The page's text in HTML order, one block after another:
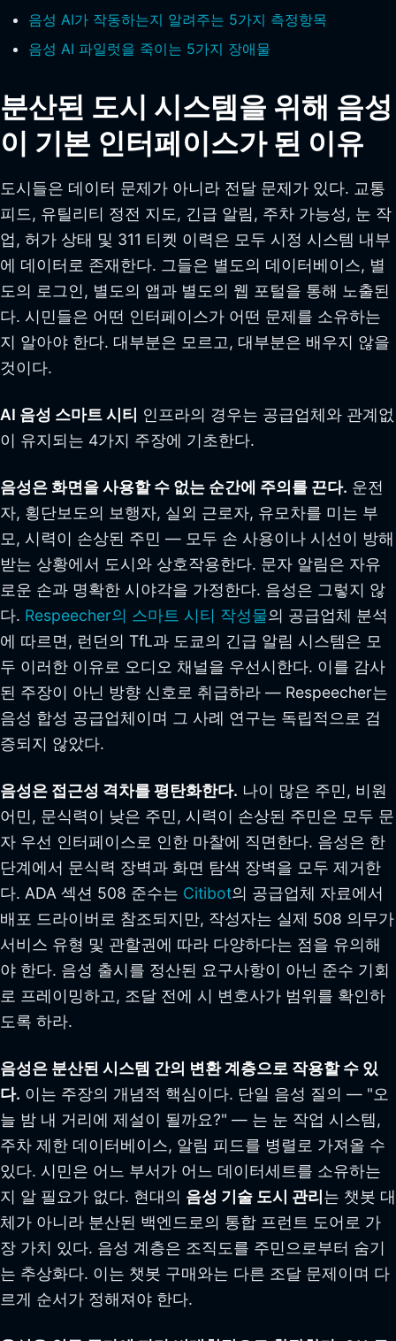
음성 AI가 작동하는지 알려주는 5가지 측정항목
음성 AI 파일럿을 죽이는 5가지 장애물
분산된 도시 시스템을 위해 음성
이 기본 인터페이스가 된 이유
도시들은 데이터 문제가 아니라 전달 문제가 있다. 교통
피드, 유틸리티 정전 지도, 긴급 알림, 주차 가능성, 눈 작
업, 허가 상태 및 311 티켓 이력은 모두 시정 시스템 내부
에 데이터로 존재한다. 그들은 별도의 데이터베이스, 별
도의 로그인, 별도의 앱과 별도의 웹 포털을 통해 노출된
다. 시민들은 어떤 인터페이스가 어떤 문제를 소유하는
지 알아야 한다. 대부분은 모르고, 대부분은 배우지 않을
것이다.
AI 음성 스마트 시티 인프라의 경우는 공급업체와 관계없
이 유지되는 4가지 주장에 기초한다.
음성은 화면을 사용할 수 없는 순간에 주의를 끈다. 운전
자, 횡단보도의 보행자, 실외 근로자, 유모차를 미는 부
모, 시력이 손상된 주민 — 모두 손 사용이나 시선이 방해
받는 상황에서 도시와 상호작용한다. 문자 알림은 자유
로운 손과 명확한 시야각을 가정한다. 음성은 그렇지 않
다. Respeecher의 스마트 시티 작성물의 공급업체 분석
에 따르면, 런던의 TfL과 도쿄의 긴급 알림 시스템은 모
두 이러한 이유로 오디오 채널을 우선시한다. 이를 감사
된 주장이 아닌 방향 신호로 취급하라 — Respeecher는
음성 합성 공급업체이며 그 사례 연구는 독립적으로 검
증되지 않았다.
음성은 접근성 격차를 평탄화한다. 나이 많은 주민, 비원
어민, 문식력이 낮은 주민, 시력이 손상된 주민은 모두 문
자 우선 인터페이스로 인한 마찰에 직면한다. 음성은 한
단계에서 문식력 장벽과 화면 탐색 장벽을 모두 제거한
다. ADA 섹션 508 준수는 Citibot의 공급업체 자료에서
배포 드라이버로 참조되지만, 작성자는 실제 508 의무가
서비스 유형 및 관할권에 따라 다양하다는 점을 유의해
야 한다. 음성 출시를 정산된 요구사항이 아닌 준수 기회
로 프레이밍하고, 조달 전에 시 변호사가 범위를 확인하
도록 하라.
음성은 분산된 시스템 간의 변환 계층으로 작용할 수 있
다. 이는 주장의 개념적 핵심이다. 단일 음성 질의 — "오
늘 밤 내 거리에 제설이 될까요?" — 는 눈 작업 시스템,
주차 제한 데이터베이스, 알림 피드를 병렬로 가져올 수
있다. 시민은 어느 부서가 어느 데이터세트를 소유하는
지 알 필요가 없다. 현대의 음성 기술 도시 관리 는 챗봇 대
체가 아니라 분산된 백엔드로의 통합 프런트 도어로 가
장 가치 있다. 음성 계층은 조직도를 주민으로부터 숨기
는 추상화다. 이는 챗봇 구매와는 다른 조달 문제이며 다
르게 순서가 정해져야 한다.